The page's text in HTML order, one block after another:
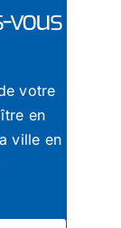
vous
votre
en
ville en